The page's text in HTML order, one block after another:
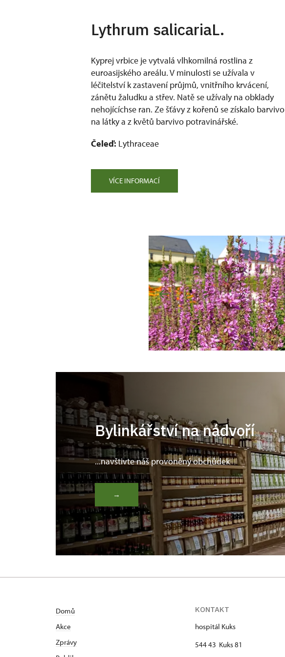
Lythrum salicariaL.
Kyprej vrbice je vytvalá vlhkomilná rostlina z
euroasijského areálu. V minulosti se užívala v
léčitelství k zastavení průjmů, vnitřního krvácení,
zánětu žaludku a střev. Natě se užívaly na obklady
nehojícíchse ran. Ze šťávy z kořenů se získalo barvivo
na látky a z květů barvivo potravinářské.
Čeleď: Lythraceae
VÍCE INFORMACÍ
Bylinkářství na nádvoří
...navštivte náš provoněný obchůdek
→
Domů
Akce
Zprávy
KONTAKT
hospitál Kuks
544 43 Kuks 81